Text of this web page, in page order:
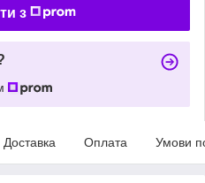
з
Доставка Оплата Умови